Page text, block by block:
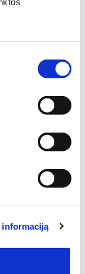
informaciją
elementų,
Jie
dirbti,
namuose
modernumo ar
Tad jei